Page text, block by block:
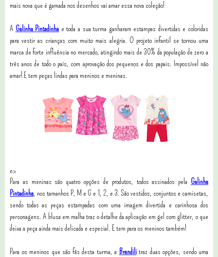
mais nova que é gamada nos desenhos vai amar essa nova coleção!
A Galinha Pintadinha e toda a sua turma ganharam estampas divertidas e coloridas
para vestir as crianças com muito mais alegria. O projeto infantil se tornou uma
marca de forte influência no mercado, atingindo mais de 30% da população de zero a
três anos de todo o país, com aprovação dos pequenos e dos papais. Impossível não
amar! E tem peças lindas para meninos e meninas.
n>
Para as meninas são quatro opções de produtos, todos assinados pela Galinha
Pintadinha, nos tamanhos P, M e G e 1, 2, e 3. São vestidos, conjuntos e camisetas,
sendo todas as peças estampadas com uma imagem divertida e carinhosa dos
personagens. A blusa em malha traz o detalhe da aplicação em gel com glitter, o que
deixa a peça ainda mais delicada e especial. E tem para os meninos também!
Para os meninos que são fãs desta turma, a Brandilitraz duas opções, sendo uma